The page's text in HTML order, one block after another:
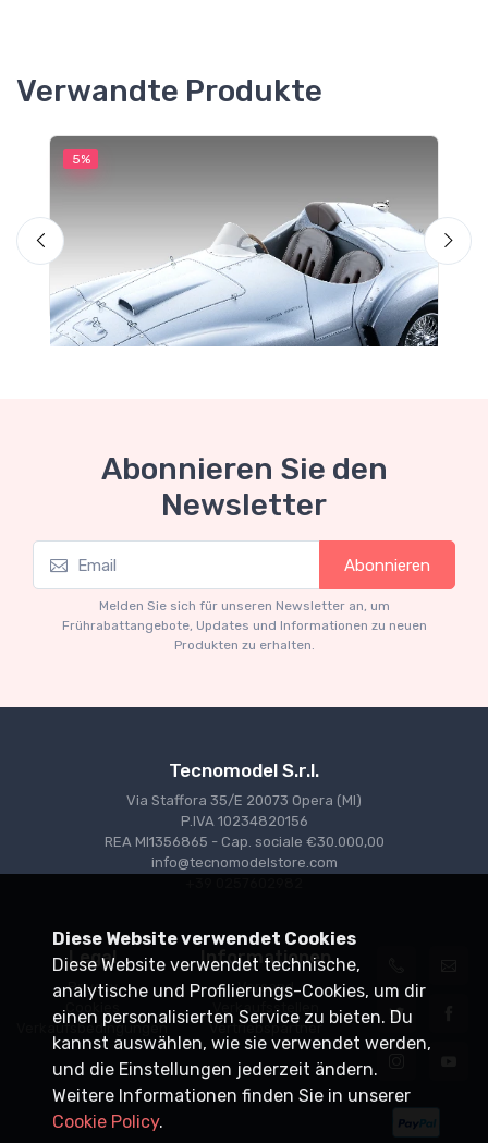
Verwandte Produkte
5%
Mythos Collection 1-18
Ferrari 166 MM Abarth Metallic Silver Press
€227.05 €239.00
Abonnieren Sie den
Newsletter
Abonnieren
Melden Sie sich für unseren Newsletter an, um
Frührabattangebote, Updates und Informationen zu neuen
Produkten zu erhalten.
Tecnomodel S.r.l.
Via Staffora 35/E 20073 Opera (MI)
P.IVA 10234820156
REA MI1356865 - Cap. sociale €30.000,00
info@tecnomodelstore.com
Legal
Privacy
Cookies
Verkaufsbedingungen
Informationen
Versand
Verkaufsstellen
Vertriebspartner
Diese Website verwendet Cookies
Diese Website verwendet technische,
analytische und Profilierungs-Cookies, um dir
einen personalisierten Service zu bieten. Du
kannst auswählen, wie sie verwendet werden,
und die Einstellungen jederzeit ändern.
Weitere Informationen finden Sie in unserer
Cookie Policy.